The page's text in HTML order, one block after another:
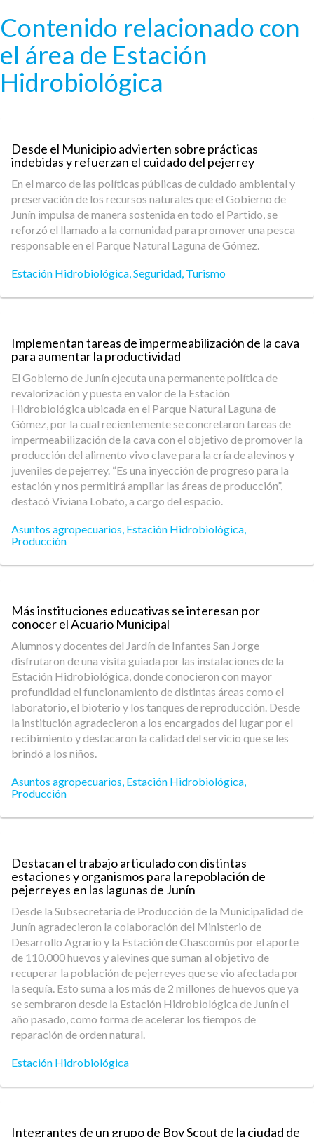
Contenido relacionado con
el área de Estación
Hidrobiológica
Desde el Municipio advierten sobre prácticas
indebidas y refuerzan el cuidado del pejerrey
En el marco de las políticas públicas de cuidado ambiental y
preservación de los recursos naturales que el Gobierno de
Junín impulsa de manera sostenida en todo el Partido, se
reforzó el llamado a la comunidad para promover una pesca
responsable en el Parque Natural Laguna de Gómez.
Estación Hidrobiológica,Seguridad, Turismo
Implementan tareas de impermeabilización de la cava
para aumentar la productividad
El Gobierno de Junín ejecuta una permanente política de
revalorización y puesta en valor de la Estación
Hidrobiológica ubicada en el Parque Natural Laguna de
Gómez, por la cual recientemente se concretaron tareas de
impermeabilización de la cava con el objetivo de promover la
producción del alimento vivo clave para la cría de alevinos y
juveniles de pejerrey. “Es una inyección de progreso para la
estación y nos permitirá ampliar las áreas de producción”,
destacó Viviana Lobato, a cargo del espacio.
Asuntos agropecuarios, Estación Hidrobiológica,
Producción
Más instituciones educativas se interesan por
conocer el Acuario Municipal
Alumnos y docentes del Jardín de Infantes San Jorge
disfrutaron de una visita guiada por las instalaciones de la
Estación Hidrobiológica, donde conocieron con mayor
profundidad el funcionamiento de distintas áreas como el
laboratorio, el bioterio y los tanques de reproducción. Desde
la institución agradecieron a los encargados del lugar por el
recibimiento y destacaron la calidad del servicio que se les
brindó a los niños.
Asuntos agropecuarios, Estación Hidrobiológica,
Producción
Destacan el trabajo articulado con distintas
estaciones y organismos para la repoblación de
pejerreyes en las lagunas de Junín
Desde la Subsecretaría de Producción de la Municipalidad de
Junín agradecieron la colaboración del Ministerio de
Desarrollo Agrario y la Estación de Chascomús por el aporte
de 110.000 huevos y alevines que suman al objetivo de
recuperar la población de pejerreyes que se vio afectada por
la sequía. Esto suma a los más de 2 millones de huevos que ya
se sembraron desde la Estación Hidrobiológica de Junín el
año pasado, como forma de acelerar los tiempos de
reparación de orden natural.
Estación Hidrobiológica
Integrantes de un grupo de Boy Scout de la ciudad de